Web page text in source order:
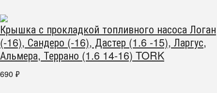
Крышка с прокладкой топливного насоса Логан
(-16), Сандеро (-16), Дастер (1.6 -15), Ларгус,
Альмера, Террано (1.6 14-16) TORK
690 ₽